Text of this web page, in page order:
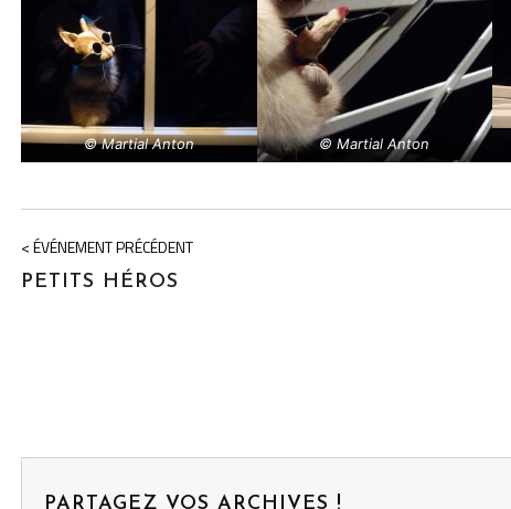
© Martial Anton © Martial Anton
< ÉVÉNEMENT PRÉCÉDENT
PETITS HÉROS
PARTAGEZ VOS ARCHIVES !